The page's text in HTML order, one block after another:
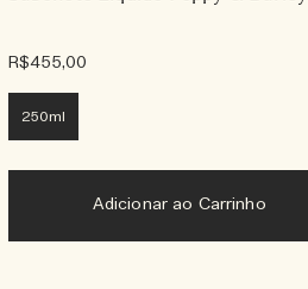
R$455,00
250ml
Adicionar ao Carrinho